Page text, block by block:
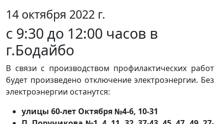
14 октября 2022 г.
с 9:30 до 12:00 часов в
г.Бодайбо
В связи с производством профилактических работ
будет произведено отключение электроэнергии. Без
электроэнергии останутся:
улицы 60-лет Октября №4-6, 10-31